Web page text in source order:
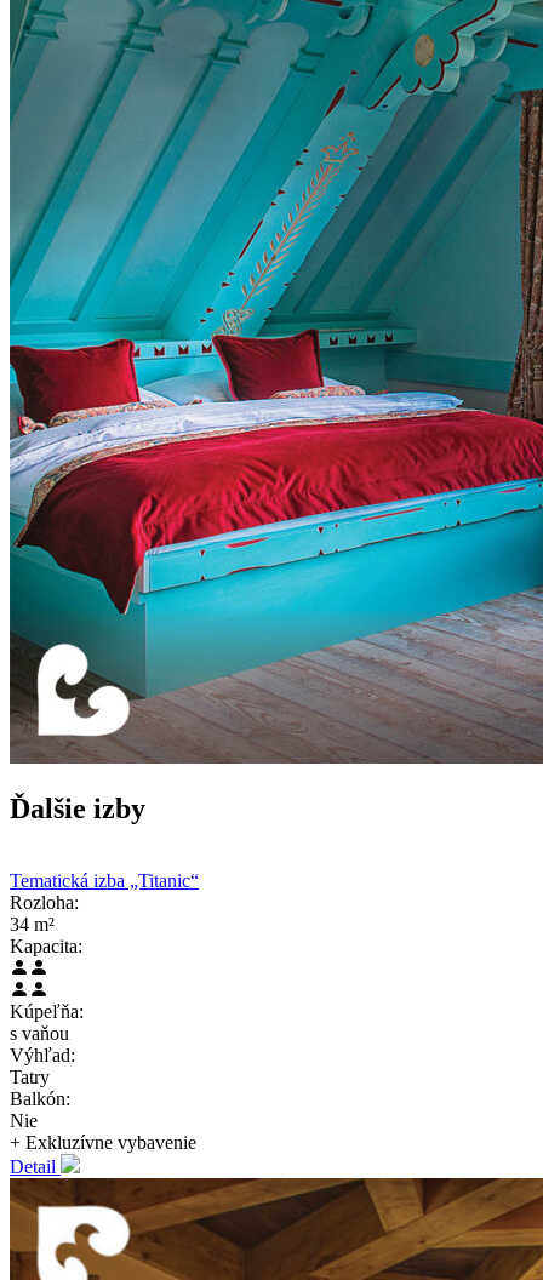
Ďalšie izby
Tematická izba „Titanic“
Rozloha:
34 m²
Kapacita:
Kúpeľňa:
s vaňou
Výhľad:
Tatry
Balkón:
Nie
+ Exkluzívne vybavenie
Detail